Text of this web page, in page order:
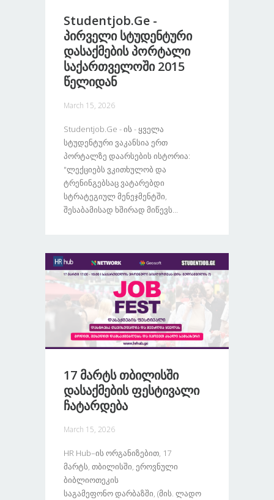
Studentjob.ge -
Პირველი Სტუდენტური
Დასაქმების Პორტალი
Საქართველოში 2015
Წელიდან
March 15, 2026
Studentjob.ge - Ის - Ყველა
Სტუდენტური Ვაკანსია Ერთ
Პორტალზე Დაარსების Ისტორია:
"ლექციებს Ვკითხულობ Და
Ტრენინგებსაც Ვატარებდი
Სტრატეგიულ Მენეჯმენტში,
Შესაბამისად Ხშირად Მიწევს...
17 Მარტს Თბილისში
Დასაქმების Ფესტივალი
Ჩატარდება
March 15, 2026
HR Hub–Ის Ორგანიზებით, 17
Მარტს, Თბილისში, Ეროვნული
Ბიბლიოთეკის
Საგამეფონო Დარბაზში, (მის. Ლადო